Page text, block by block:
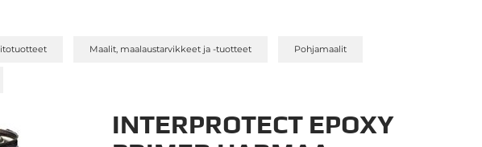
Maalit, maalaustarvikkeet ja -tuotteet Pohjamaalit
INTERPROTECT EPOXY